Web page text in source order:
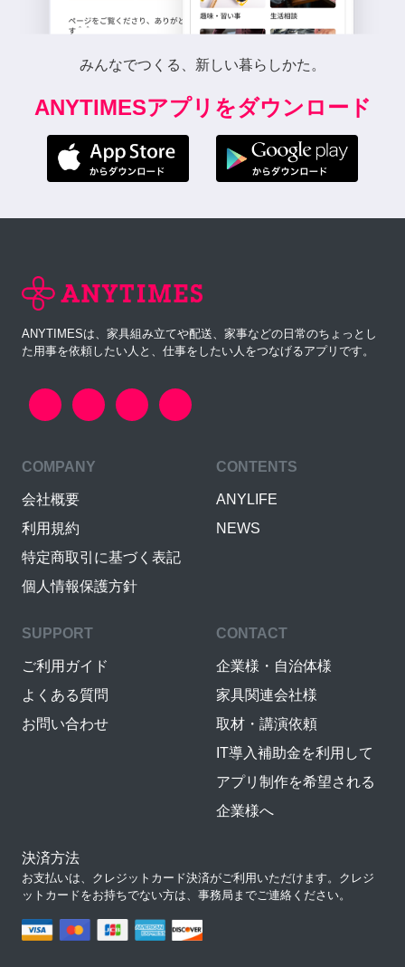
みんなでつくる、新しい暮らしかた。
ANYTIMESアプリをダウンロード
ANYTIMESは、家具組み立てや配送、家事などの日常のちょっとし
た用事を依頼したい人と、仕事をしたい人をつなげるアプリです。
COMPANY
会社概要
利用規約
特定商取引に基づく表記
個人情報保護方針
CONTENTS
ANYLIFE
NEWS
SUPPORT
ご利用ガイド
よくある質問
お問い合わせ
CONTACT
企業様・自治体様
家具関連会社様
取材・講演依頼
IT導入補助金を利用して
アプリ制作を希望される
企業様へ
決済方法
お支払いは、クレジットカード決済がご利用いただけます。クレジ
ットカードをお持ちでない方は、事務局までご連絡ください。